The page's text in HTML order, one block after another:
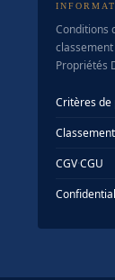
Conditions
Propriétés
Critères de
CGV·CGU